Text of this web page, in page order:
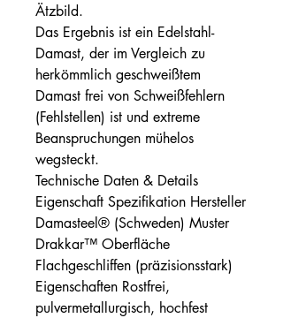
Ätzbild.
Das Ergebnis ist ein Edelstahl-
Damast, der im Vergleich zu
herkömmlich geschweißtem
Damast frei von Schweißfehlern
(Fehlstellen) ist und extreme
Beanspruchungen mühelos
wegsteckt.
Technische Daten & Details
Eigenschaft Spezifikation Hersteller
Damasteel® (Schweden) Muster
Drakkar™ Oberfläche
Flachgeschliffen (präzisionsstark)
Eigenschaften Rostfrei,
pulvermetallurgisch, hochfest